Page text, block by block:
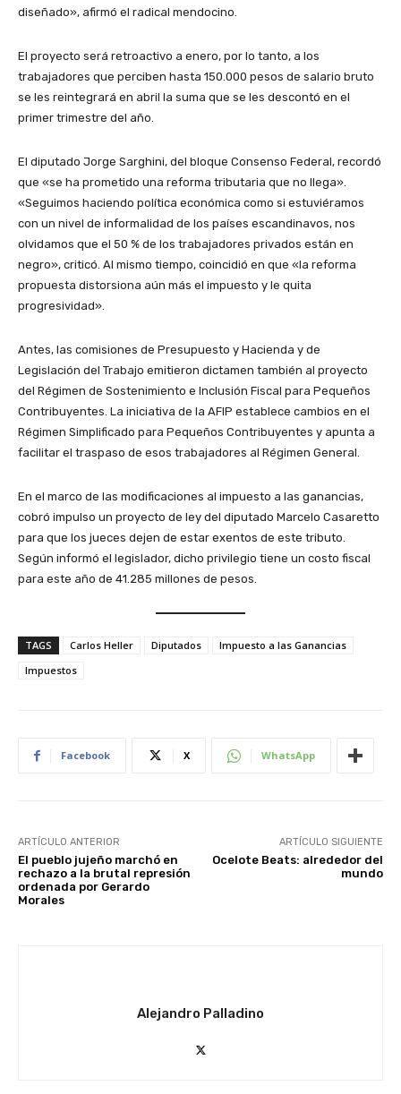
diseñado», afirmó el radical mendocino.
El proyecto será retroactivo a enero, por lo tanto, a los
trabajadores que perciben hasta 150.000 pesos de salario bruto
se les reintegrará en abril la suma que se les descontó en el
primer trimestre del año.
El diputado Jorge Sarghini, del bloque Consenso Federal, recordó
que «se ha prometido una reforma tributaria que no llega».
«Seguimos haciendo política económica como si estuviéramos
con un nivel de informalidad de los países escandinavos, nos
olvidamos que el 50 % de los trabajadores privados están en
negro», criticó. Al mismo tiempo, coincidió en que «la reforma
propuesta distorsiona aún más el impuesto y le quita
progresividad».
Antes, las comisiones de Presupuesto y Hacienda y de
Legislación del Trabajo emitieron dictamen también al proyecto
del Régimen de Sostenimiento e Inclusión Fiscal para Pequeños
Contribuyentes. La iniciativa de la AFIP establece cambios en el
Régimen Simplificado para Pequeños Contribuyentes y apunta a
facilitar el traspaso de esos trabajadores al Régimen General.
En el marco de las modificaciones al impuesto a las ganancias,
cobró impulso un proyecto de ley del diputado Marcelo Casaretto
para que los jueces dejen de estar exentos de este tributo.
Según informó el legislador, dicho privilegio tiene un costo fiscal
para este año de 41.285 millones de pesos.
TAGS Carlos Heller Diputados
Impuesto a las Ganancias
Impuestos
Facebook X WhatsApp
ARTÍCULO ANTERIOR
El pueblo jujeño marchó en
rechazo a la brutal represión
ordenada por Gerardo
Morales
ARTÍCULO SIGUIENTE
Ocelote Beats: alrededor del
mundo
Alejandro Palladino